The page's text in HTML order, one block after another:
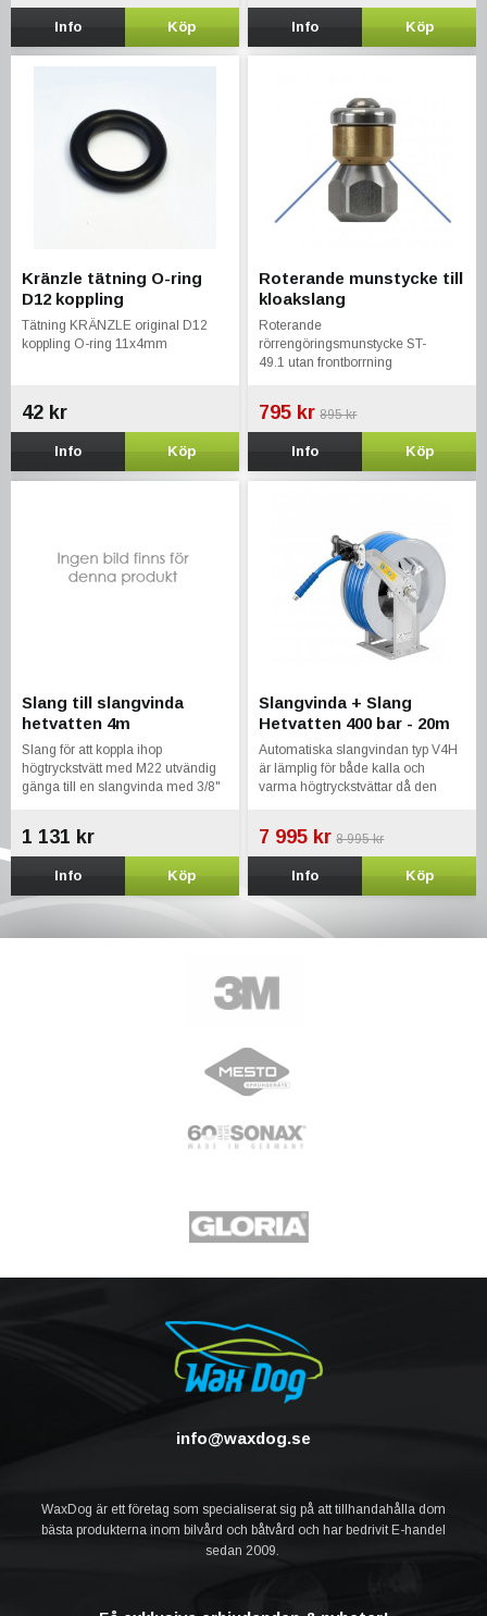
Info Köp Info Köp
Kränzle tätning O-ring
D12 koppling
Tätning KRÄNZLE original D12
koppling O-ring 11x4mm
42 kr
Info Köp
Roterande munstycke till
kloakslang
Roterande
rörrengöringsmunstycke ST-
49.1 utan frontborrning
795 kr 895 kr
Info Köp
Slang till slangvinda
hetvatten 4m
Slang för att koppla ihop
högtryckstvätt med M22 utvändig
gänga till en slangvinda med 3/8"
1 131 kr
Info Köp
Slangvinda + Slang
Hetvatten 400 bar - 20m
Automatiska slangvindan typ V4H
är lämplig för både kalla och
varma högtryckstvättar då den
7 995 kr 8 995 kr
Info Köp
info@waxdog.se
WaxDog är ett företag som specialiserat sig på att tillhandahålla dom
bästa produkterna inom bilvård och båtvård och har bedrivit E-handel
sedan 2009.